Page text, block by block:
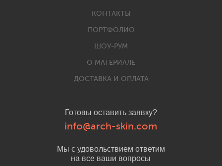
Готовы оставить заявку?
info@arch-skin.com
Мы с удовольствием ответим
на все ваши вопросы
КОНТАКТЫ
ПОРТФОЛИО
ШОУ-РУМ
О МАТЕРИАЛЕ
ДОСТАВКА И ОПЛАТА